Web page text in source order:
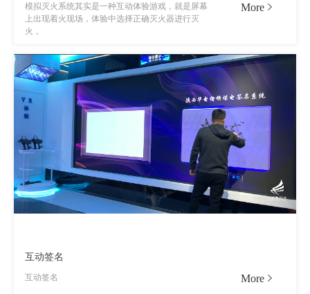
模拟灭火系统其实是一种互动体验游戏，就是屏幕
上出现着火现场，体验中选择正确灭火器进行灭
火，
More
互动签名
互动签名 More